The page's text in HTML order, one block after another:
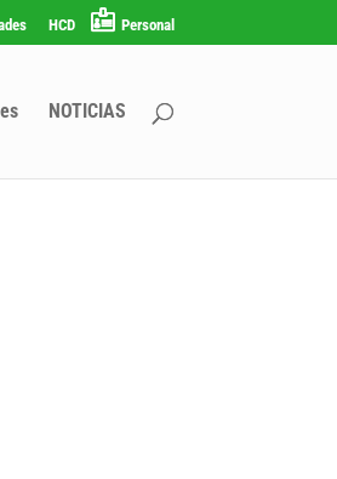
HCD Personal
NOTICIAS